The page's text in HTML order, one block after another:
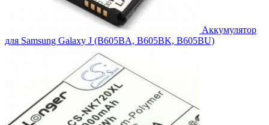
Аккумулятор
для Samsung Galaxy J (B605BA, B605BK, B605BU)